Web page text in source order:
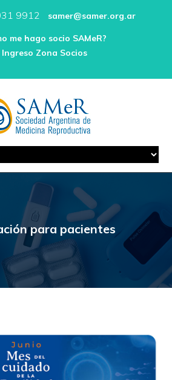
9912 samer@samer.org.ar
me hago socio SAMeR?
Ingreso Zona Socios
para pacientes